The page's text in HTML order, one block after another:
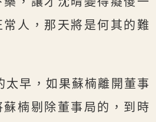
人，那天將是何其的難
太早，如果蘇楠離開董事
楠剔除董事局的，到時